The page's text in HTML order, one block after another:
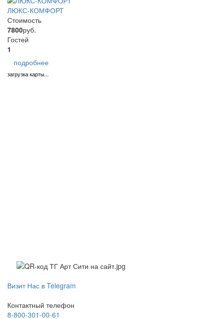
ЛЮКС-КОМФОРТ
Стоимость
7800руб.
Гостей
1
подробнее
загрузка карты...
Визит Нас в Telegram
Контактный телефон
8-800-301-00-61